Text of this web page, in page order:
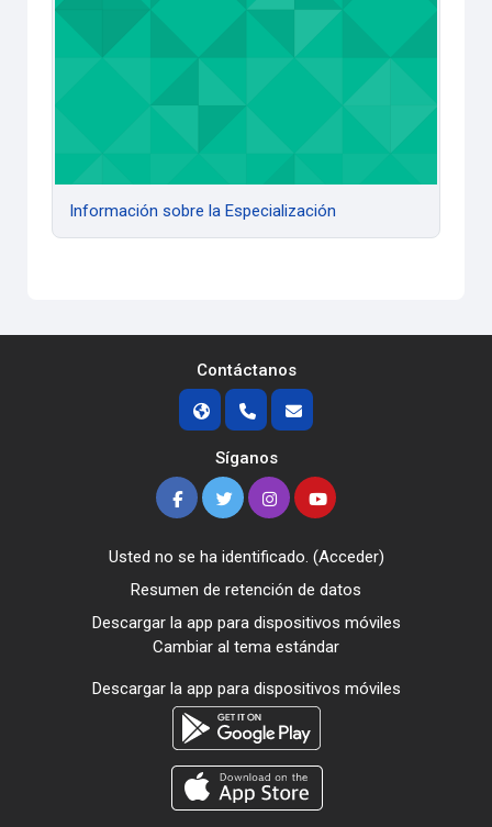
Información sobre la Especialización
Contáctanos
Síganos
Usted no se ha identificado. (Acceder)
Resumen de retención de datos
Descargar la app para dispositivos móviles
Cambiar al tema estándar
Descargar la app para dispositivos móviles